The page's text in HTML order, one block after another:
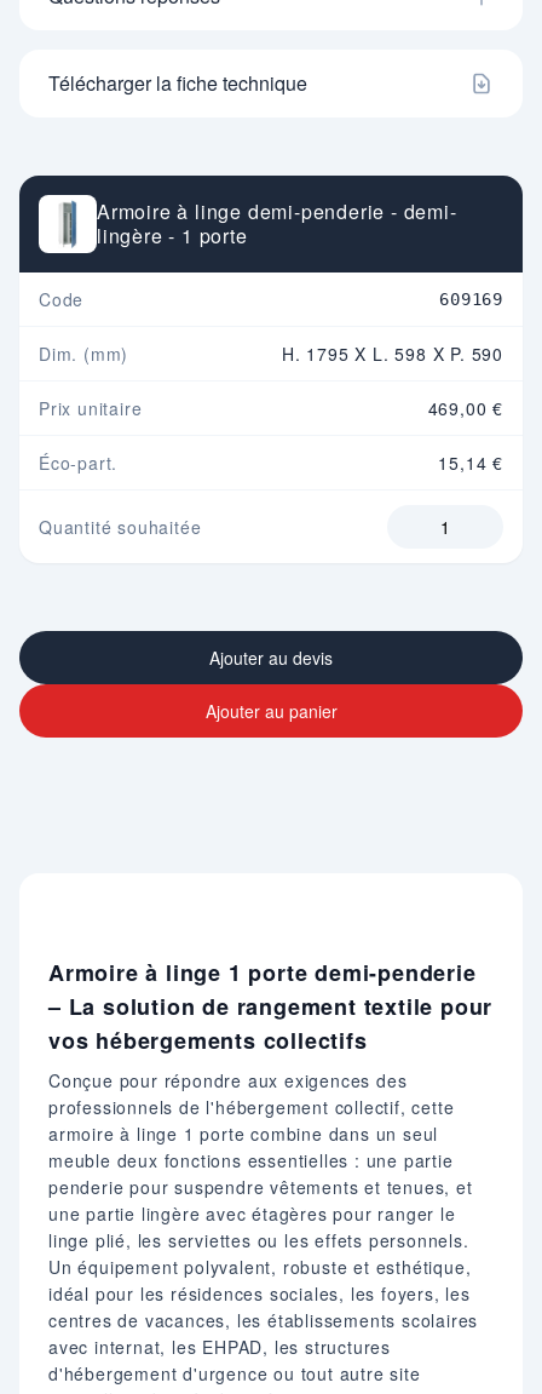
Télécharger la fiche technique
Armoire à linge demi-penderie - demi-
lingère - 1 porte
Code 609169
Dim. (mm) H. 1795 X L. 598 X P. 590
Prix unitaire 469,00 €
Éco-part. 15,14 €
Quantité souhaitée
Ajouter au devis
Ajouter au panier
Armoire à linge 1 porte demi-penderie
– La solution de rangement textile pour
vos hébergements collectifs
Conçue pour répondre aux exigences des
professionnels de l'hébergement collectif, cette
armoire à linge 1 porte combine dans un seul
meuble deux fonctions essentielles : une partie
penderie pour suspendre vêtements et tenues, et
une partie lingère avec étagères pour ranger le
linge plié, les serviettes ou les effets personnels.
Un équipement polyvalent, robuste et esthétique,
idéal pour les résidences sociales, les foyers, les
centres de vacances, les établissements scolaires
avec internat, les EHPAD, les structures
d'hébergement d'urgence ou tout autre site